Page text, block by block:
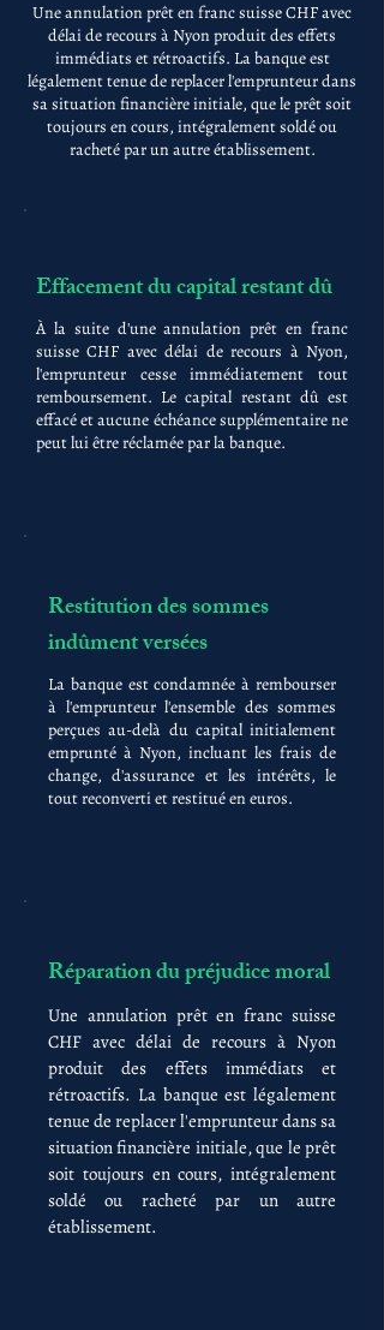
Une annulation prêt en franc suisse CHF avec
délai de recours à Nyon produit des effets
immédiats et rétroactifs. La banque est
légalement tenue de replacer l'emprunteur dans
sa situation financière initiale, que le prêt soit
toujours en cours, intégralement soldé ou
racheté par un autre établissement.
Effacement du capital restant dû
À la suite d'une annulation prêt en franc
suisse CHF avec délai de recours à Nyon,
l'emprunteur cesse immédiatement tout
remboursement. Le capital restant dû est
effacé et aucune échéance supplémentaire ne
peut lui être réclamée par la banque.
Restitution des sommes
indûment versées
La banque est condamnée à rembourser
à l'emprunteur l'ensemble des sommes
perçues au-delà du capital initialement
emprunté à Nyon, incluant les frais de
change, d'assurance et les intérêts, le
tout reconverti et restitué en euros.
Réparation du préjudice moral
Une annulation prêt en franc suisse
CHF avec délai de recours à Nyon
produit des effets immédiats et
rétroactifs. La banque est légalement
tenue de replacer l'emprunteur dans sa
situation financière initiale, que le prêt
soit toujours en cours, intégralement
soldé ou racheté par un autre
établissement.